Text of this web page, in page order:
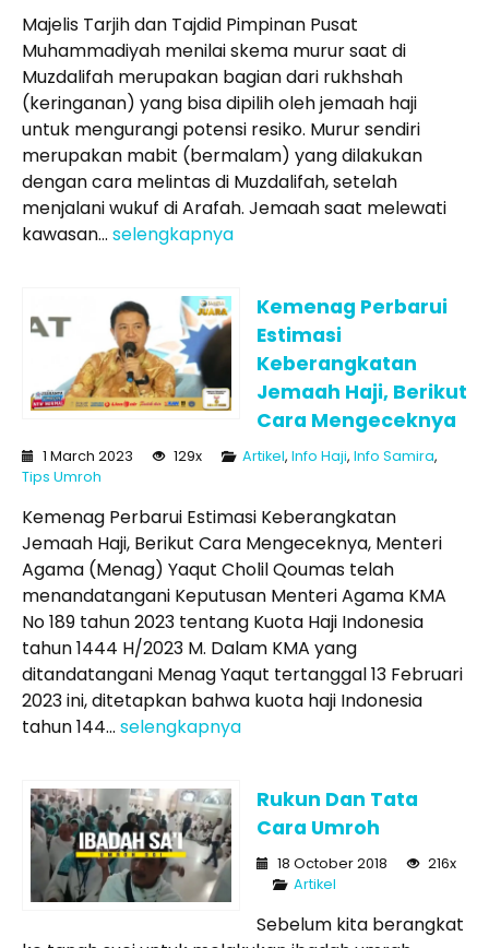
Majelis Tarjih dan Tajdid Pimpinan Pusat
Muhammadiyah menilai skema murur saat di
Muzdalifah merupakan bagian dari rukhshah
(keringanan) yang bisa dipilih oleh jemaah haji
untuk mengurangi potensi resiko. Murur sendiri
merupakan mabit (bermalam) yang dilakukan
dengan cara melintas di Muzdalifah, setelah
menjalani wukuf di Arafah. Jemaah saat melewati
kawasan... selengkapnya
Kemenag Perbarui
Estimasi
Keberangkatan
Jemaah Haji, Berikut
Cara Mengeceknya
1 March 2023 129x Artikel, Info Haji, Info Samira,
Tips Umroh
Kemenag Perbarui Estimasi Keberangkatan
Jemaah Haji, Berikut Cara Mengeceknya, Menteri
Agama (Menag) Yaqut Cholil Qoumas telah
menandatangani Keputusan Menteri Agama KMA
No 189 tahun 2023 tentang Kuota Haji Indonesia
tahun 1444 H/2023 M. Dalam KMA yang
ditandatangani Menag Yaqut tertanggal 13 Februari
2023 ini, ditetapkan bahwa kuota haji Indonesia
tahun 144... selengkapnya
Rukun Dan Tata
Cara Umroh
18 October 2018
216x
Artikel
Sebelum kita berangkat